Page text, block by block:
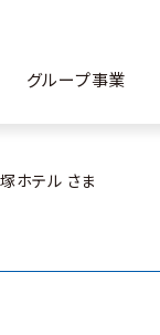
グループ事業
ホテル さま